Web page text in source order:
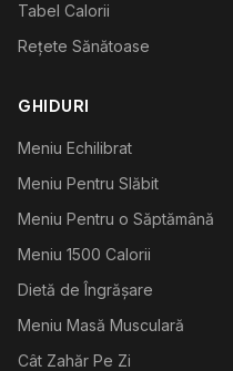
Tabel Calorii
Rețete Sănătoase
GHIDURI
Meniu Echilibrat
Meniu Pentru Slăbit
Meniu Pentru o Săptămână
Meniu 1500 Calorii
Dietă de Îngrășare
Meniu Masă Musculară
Cât Zahăr Pe Zi